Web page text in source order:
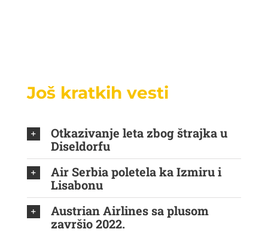
Još kratkih vesti
Otkazivanje leta zbog štrajka u
Diseldorfu
Air Serbia poletela ka Izmiru i
Lisabonu
Austrian Airlines sa plusom
završio 2022.